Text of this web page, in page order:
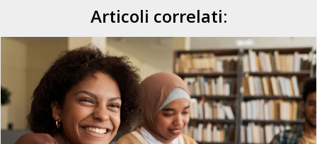
Articoli correlati: